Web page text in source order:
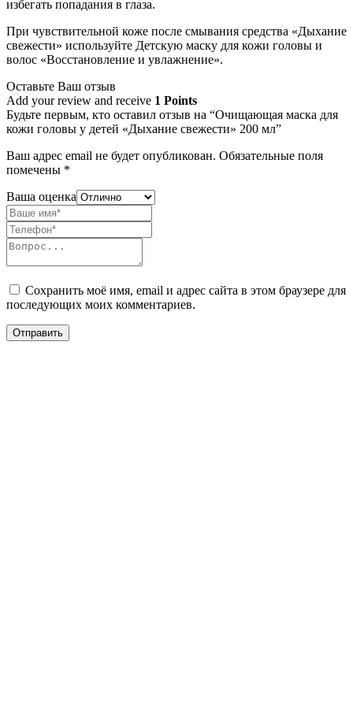
избегать попадания в глаза.
При чувствительной коже после смывания средства «Дыхание
свежести» используйте Детскую маску для кожи головы и
волос «Восстановление и увлажнение».
Оставьте Ваш отзыв
Add your review and receive 1 Points
Будьте первым, кто оставил отзыв на “Очищающая маска для
кожи головы у детей «Дыхание свежести» 200 мл”
Ваш адрес email не будет опубликован. Обязательные поля
помечены *
Ваша оценка
Сохранить моё имя, email и адрес сайта в этом браузере для
последующих моих комментариев.